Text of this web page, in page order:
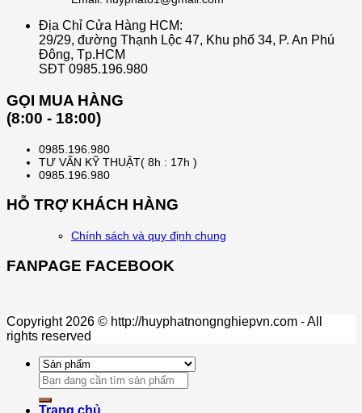
Địa Chỉ Cửa Hàng HCM:
29/29, đường Thạnh Lộc 47, Khu phố 34, P. An Phú
Đông, Tp.HCM
SĐT 0985.196.980
GỌI MUA HÀNG
(8:00 - 18:00)
0985.196.980
TƯ VẤN KỸ THUẬT( 8h : 17h )
0985.196.980
HỖ TRỢ KHÁCH HÀNG
Chính sách và quy định chung
FANPAGE FACEBOOK
Copyright 2026 © http://huyphatnongnghiepvn.com - All
rights reserved
Search
for:
Trang chủ